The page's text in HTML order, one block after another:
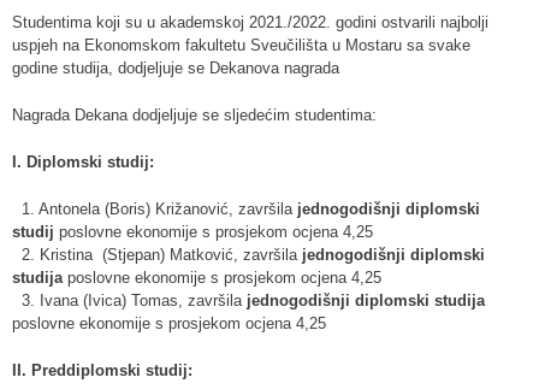
Studentima koji su u akademskoj 2021./2022. godini ostvarili najbolji
uspjeh na Ekonomskom fakultetu Sveučilišta u Mostaru sa svake
godine studija, dodjeljuje se Dekanova nagrada
Nagrada Dekana dodjeljuje se sljedećim studentima:
I. Diplomski studij:
1. Antonela (Boris) Križanović, završila jednogodišnji diplomski
studij poslovne ekonomije s prosjekom ocjena 4,25
2. Kristina (Stjepan) Matković, završila jednogodišnji diplomski
studijaposlovne ekonomije s prosjekom ocjena 4,25
3. Ivana (Ivica) Tomas, završila jednogodišnji diplomski studija
poslovne ekonomije s prosjekom ocjena 4,25
II. Preddiplomski studij: